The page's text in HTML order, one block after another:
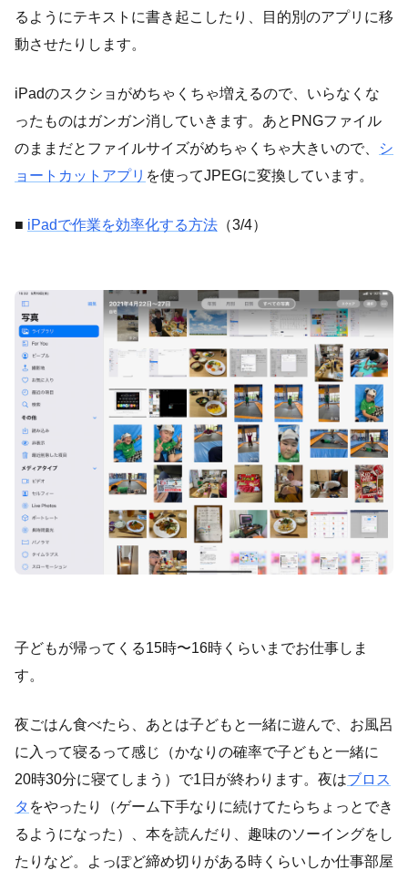
るようにテキストに書き起こしたり、目的別のアプリに移
動させたりします。
iPadのスクショがめちゃくちゃ増えるので、いらなくな
ったものはガンガン消していきます。あとPNGファイル
のままだとファイルサイズがめちゃくちゃ大きいので、
シ
ョートカットアプリ を使ってJPEGに変換しています。
■ iPadで作業を効率化する方法 （3/4）
子どもが帰ってくる15時〜16時くらいまでお仕事しま
す。
夜ごはん食べたら、あとは子どもと一緒に遊んで、お風呂
に入って寝るって感じ（かなりの確率で子どもと一緒に
20時30分に寝てしまう）で1日が終わります。夜はブロス
タ をやったり（ゲーム下手なりに続けてたらちょっとでき
るようになった）、本を読んだり、趣味のソーイングをし
たりなど。よっぽど締め切りがある時くらいしか仕事部屋